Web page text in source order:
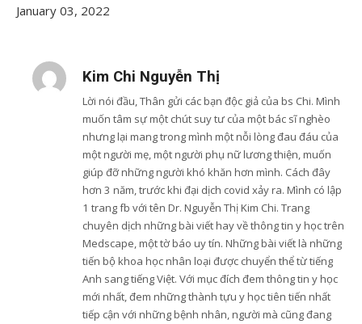
January 03, 2022
Kim Chi Nguyễn Thị
Lời nói đầu, Thân gửi các bạn độc giả của bs Chi. Mình
muốn tâm sự một chút suy tư của một bác sĩ nghèo
nhưng lại mang trong mình một nỗi lòng đau đáu của
một người mẹ, một người phụ nữ lương thiện, muốn
giúp đỡ những người khó khăn hơn mình. Cách đây
hơn 3 năm, trước khi đại dịch covid xảy ra. Mình có lập
1 trang fb với tên Dr. Nguyễn Thị Kim Chi. Trang
chuyên dịch những bài viết hay về thông tin y học trên
Medscape, một tờ báo uy tín. Những bài viết là những
tiến bộ khoa học nhân loại được chuyển thể từ tiếng
Anh sang tiếng Việt. Với mục đích đem thông tin y học
mới nhất, đem những thành tựu y học tiên tiến nhất
tiếp cận với những bệnh nhân, người mà cũng đang